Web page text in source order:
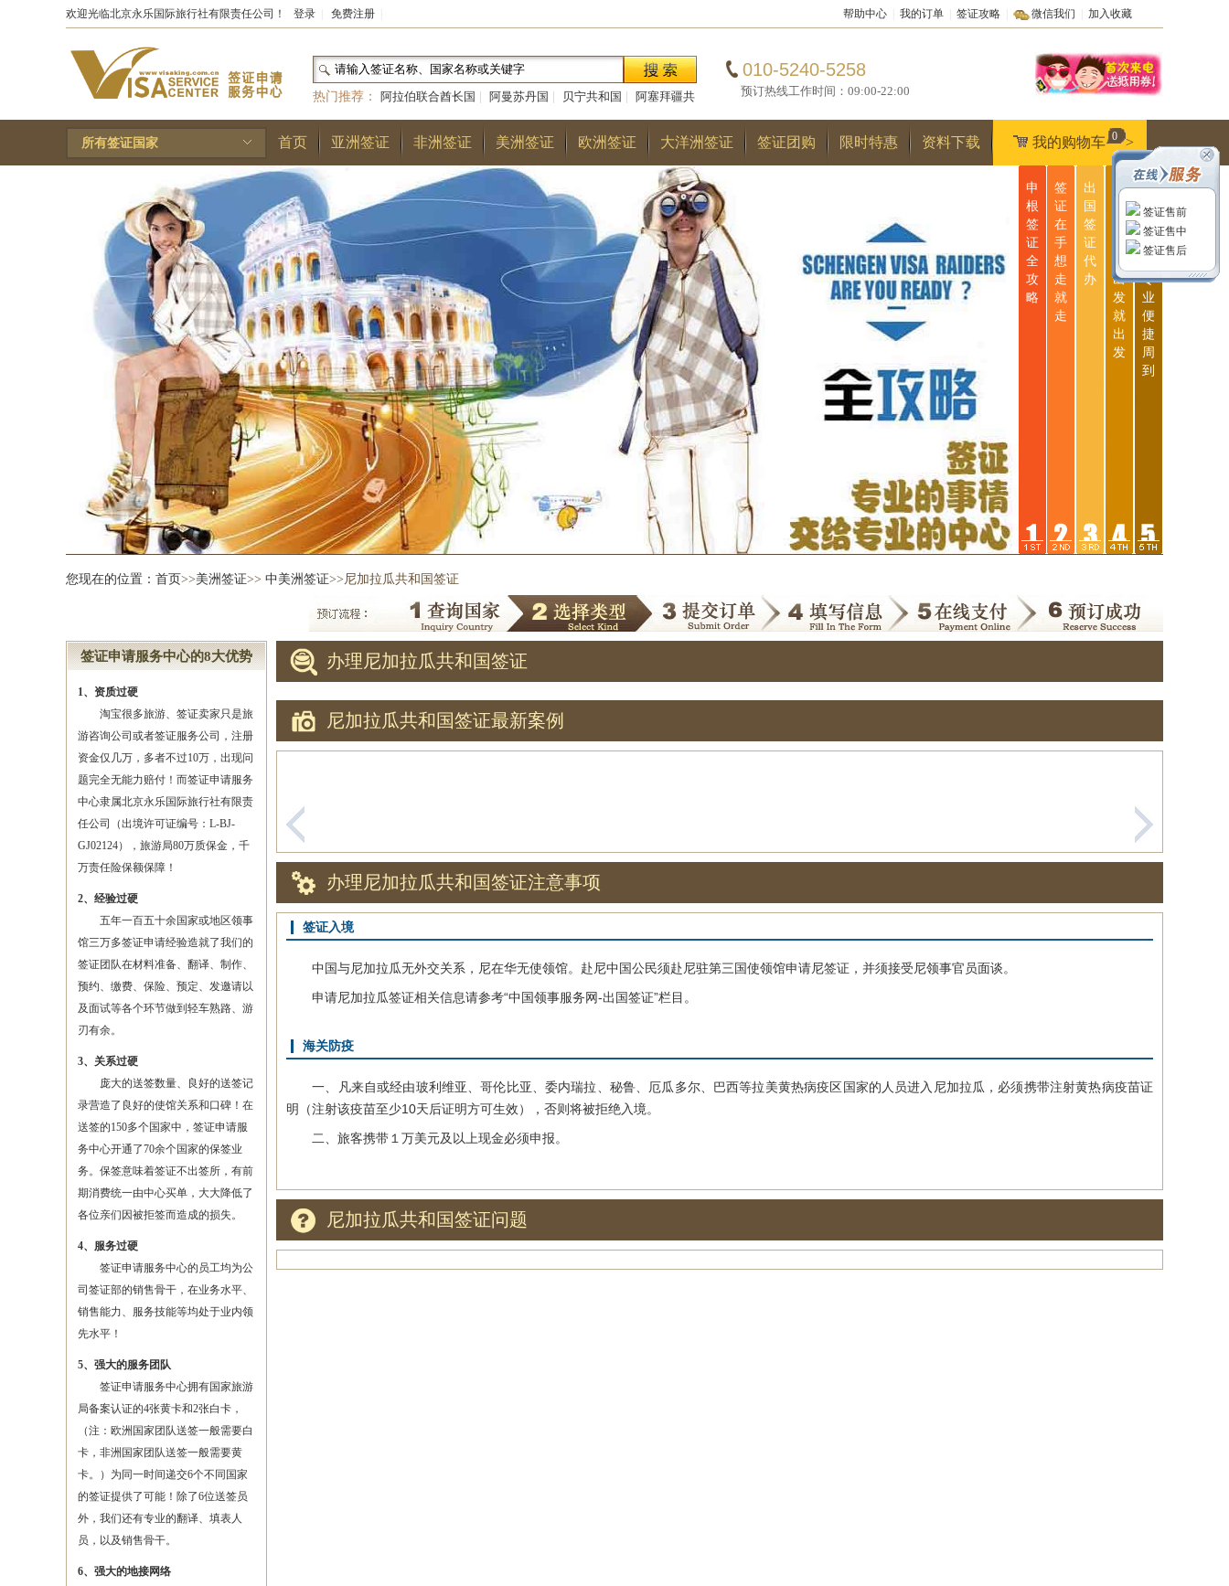
欢迎光临北京永乐国际旅行社有限责任公司！ 登录 免费注册 帮助中心 我的订单 签证攻略 微信我们 加入收藏
热门推荐： 阿拉伯联合酋长国 阿曼苏丹国 贝宁共和国
阿塞拜疆共
和国|布基纳法索|巴勒斯坦国|阿尔巴尼亚共和国|多哥共和国|巴
林王国|安道尔公国|
010-5240-5258
预订热线工作时间：09:00-22:00
所有签证国家 首页 亚洲签证 非洲签证 美洲签证 欧洲签证 大洋洲签证 签证团购 限时特惠 资料下载 我的购物车 >
0
申
根
签
证
全
攻
略
签
证
在
手
想
走
就
走
出
国
签
证
代
办
无
说
出
发
就
出
发
一
站
式
服
专
业
便
捷
周
到
您现在的位置： 首页>>美洲签证>> 中美洲签证>>尼加拉瓜共和国签证
签证申请服务中心的8大优势
1、资质过硬
淘宝很多旅游、签证卖家只是旅
游咨询公司或者签证服务公司，注册
资金仅几万，多者不过10万，出现问
题完全无能力赔付！而签证申请服务
中心隶属北京永乐国际旅行社有限责
任公司（出境许可证编号：L-BJ-
GJ02124），旅游局80万质保金，千
万责任险保额保障！
2、经验过硬
五年一百五十余国家或地区领事
馆三万多签证申请经验造就了我们的
签证团队在材料准备、翻译、制作、
预约、缴费、保险、预定、发邀请以
及面试等各个环节做到轻车熟路、游
刃有余。
3、关系过硬
庞大的送签数量、良好的送签记
录营造了良好的使馆关系和口碑！在
送签的150多个国家中，签证申请服
务中心开通了70余个国家的保签业
务。保签意味着签证不出签所，有前
期消费统一由中心买单，大大降低了
各位亲们因被拒签而造成的损失。
4、服务过硬
签证申请服务中心的员工均为公
司签证部的销售骨干，在业务水平、
销售能力、服务技能等均处于业内领
先水平！
5、强大的服务团队
签证申请服务中心拥有国家旅游
局备案认证的4张黄卡和2张白卡，
（注：欧洲国家团队送签一般需要白
卡，非洲国家团队送签一般需要黄
卡。）为同一时间递交6个不同国家
的签证提供了可能！除了6位送签员
外，我们还有专业的翻译、填表人
员，以及销售骨干。
6、强大的地接网络
办理尼加拉瓜共和国签证
尼加拉瓜共和国签证最新案例
办理尼加拉瓜共和国签证注意事项
签证入境
中国与尼加拉瓜无外交关系，尼在华无使领馆。赴尼中国公民须赴尼驻第三国使领馆申请尼签证，并须接受尼领事官员面谈。
申请尼加拉瓜签证相关信息请参考“中国领事服务网-出国签证”栏目。
海关防疫
一、凡来自或经由玻利维亚、哥伦比亚、委内瑞拉、秘鲁、厄瓜多尔、巴西等拉美黄热病疫区国家的人员进入尼加拉瓜，必须携带注射黄热病疫苗证
明（注射该疫苗至少10天后证明方可生效），否则将被拒绝入境。
二、旅客携带１万美元及以上现金必须申报。
尼加拉瓜共和国签证问题
签证售前
签证售中
签证售后